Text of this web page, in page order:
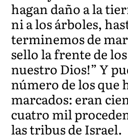
hagan daño a la
ni a los árboles,
terminemos de
sello la frente de
nuestro Dios!” Y
número de los que
marcados: eran
cuatro mil
las tribus de Israel.